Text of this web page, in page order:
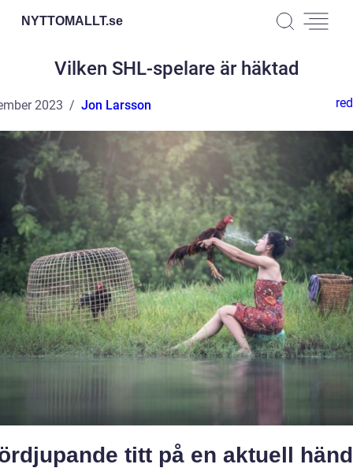
NYTTOMALLT.se
Vilken SHL-spelare är häktad
2023 Jon Larsson
titt på en aktuell